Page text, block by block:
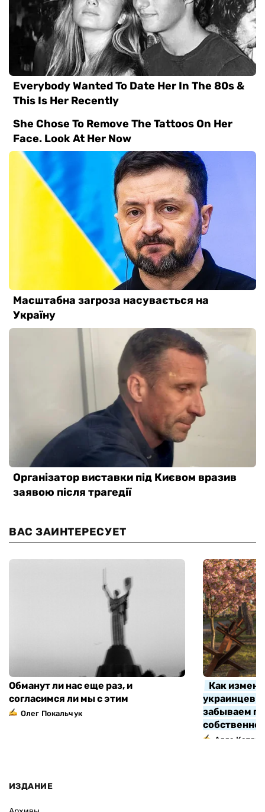
ВАС ЗАИНТЕРЕСУЕТ
Обманут ли нас еще раз, и
согласимся ли мы с этим
Олег Покальчук
Как
украинцев
забываем
Алла Котляр
ИЗДАНИЕ